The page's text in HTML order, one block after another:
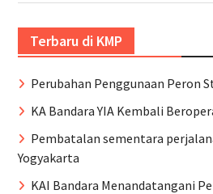
Terbaru di KMP
Perubahan Penggunaan Peron
KA Bandara YIA Kembali
Pembatalan sementara
Yogyakarta
KAI Bandara Menandatangani